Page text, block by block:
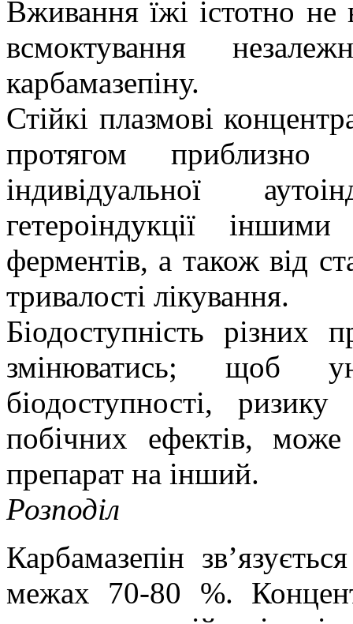
Вживання їжі істотно не
всмоктування
карбамазепіну.
Стійкі плазмові
протягом
індивідуальної
гетероіндукції
ферментів, а також від
тривалості лікування.
Біодоступність різних
змінюватись; щоб
біодоступності,
побічних ефектів,
препарат на інший.
Розподіл
Карбамазепін
межах 70-80 %.